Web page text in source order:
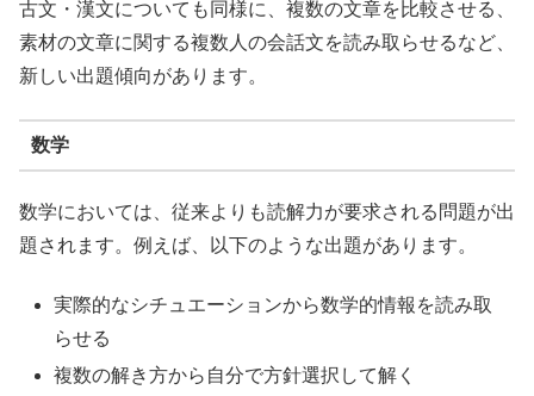
古文・漢文についても同様に、複数の文章を比較させる、
素材の文章に関する複数人の会話文を読み取らせるなど、
新しい出題傾向があります。
数学
数学においては、従来よりも読解力が要求される問題が出
題されます。例えば、以下のような出題があります。
実際的なシチュエーションから数学的情報を読み取
らせる
複数の解き方から自分で方針選択して解く